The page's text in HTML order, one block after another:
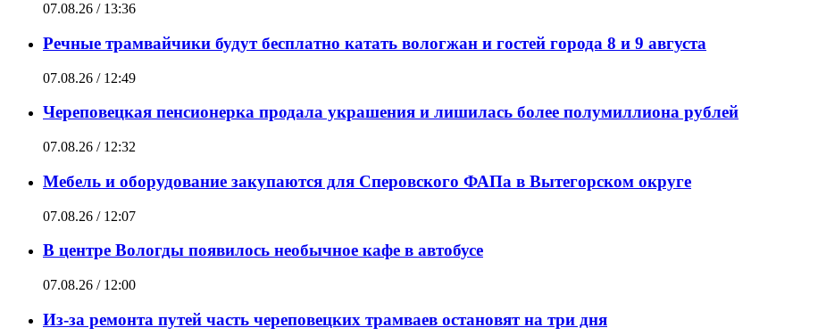
07.08.26 / 13:36
Речные трамвайчики будут бесплатно катать вологжан и гостей города 8 и 9 августа
07.08.26 / 12:49
Череповецкая пенсионерка продала украшения и лишилась более полумиллиона рублей
07.08.26 / 12:32
Мебель и оборудование закупаются для Сперовского ФАПа в Вытегорском округе
07.08.26 / 12:07
В центре Вологды появилось необычное кафе в автобусе
07.08.26 / 12:00
Из-за ремонта путей часть череповецких трамваев остановят на три дня